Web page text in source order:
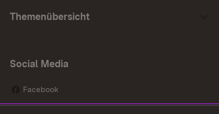
Themenübersicht
Social Media
Facebook